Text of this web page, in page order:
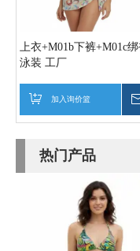
上衣+M01b下裤+M01c
泳装 工厂
加入询价篮
热门产品